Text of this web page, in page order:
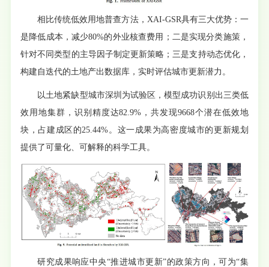
相比传统低效用地普查方法，XAI-GSR具有三大优势：一
是降低成本，减少80%的外业核查费用；二是实现分类施策，
针对不同类型的主导因子制定更新策略；三是支持动态优化，
构建自迭代的土地产出数据库，实时评估城市更新潜力。
以土地紧缺型城市深圳为试验区，模型成功识别出三类低
效用地集群，识别精度达82.9%，共发现9668个潜在低效地
块，占建成区的25.44%。这一成果为高密度城市的更新规划
提供了可量化、可解释的科学工具。
研究成果响应中央“推进城市更新”的政策方向，可为“集